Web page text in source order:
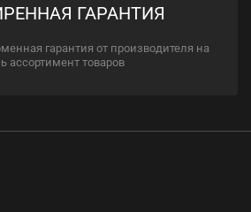
ГАРАНТИЯ
гарантия от производителя на
ассортимент товаров